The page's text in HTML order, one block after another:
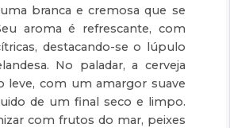
branca e cremosa que se
aroma é refrescante, com
destacando-se o lúpulo
No paladar, a cerveja
leve, com um amargor suave
de um final seco e limpo.
com frutos do mar, peixes